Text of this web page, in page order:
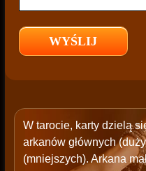
W tarocie, karty dzielą
arkanów głównych
(mniejszych). Arkana